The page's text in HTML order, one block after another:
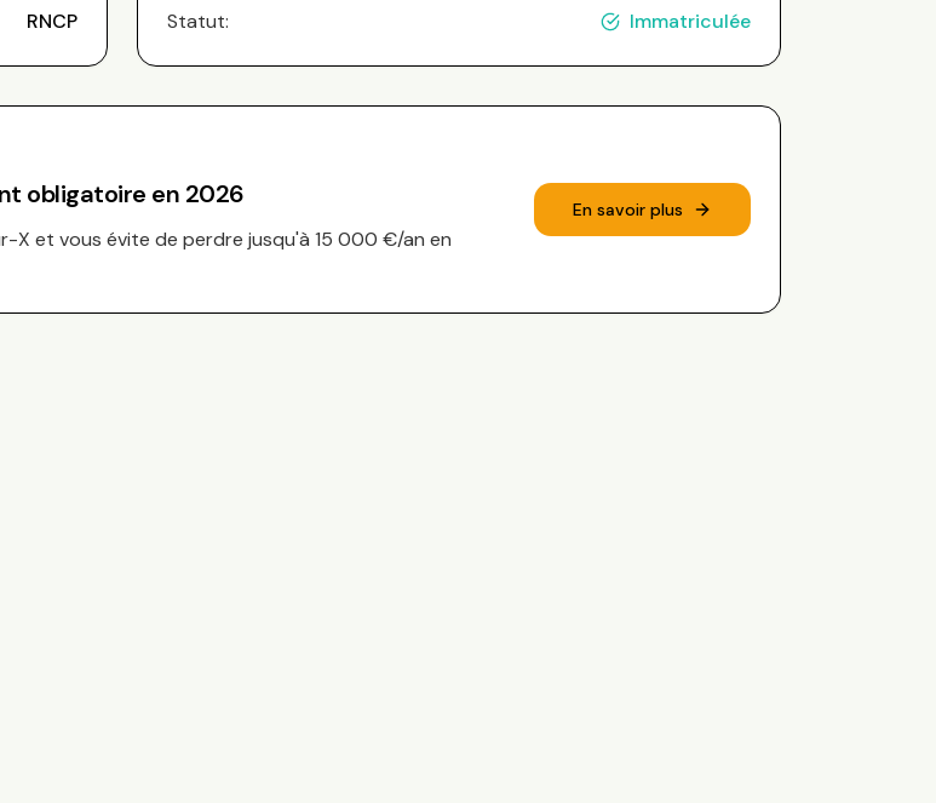
RNCP
Statut:
Immatriculée
obligatoire en 2026
X et vous évite de perdre jusqu'à 15 000 €/an en
En savoir plus